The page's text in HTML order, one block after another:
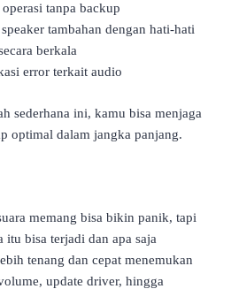
tanpa backup
tambahan dengan hati-hati
berkala
error terkait audio
sederhana ini, kamu bisa menjaga
optimal dalam jangka panjang.
memang bisa bikin panik, tapi
itu bisa terjadi dan apa saja
tenang dan cepat menemukan
update driver, hingga